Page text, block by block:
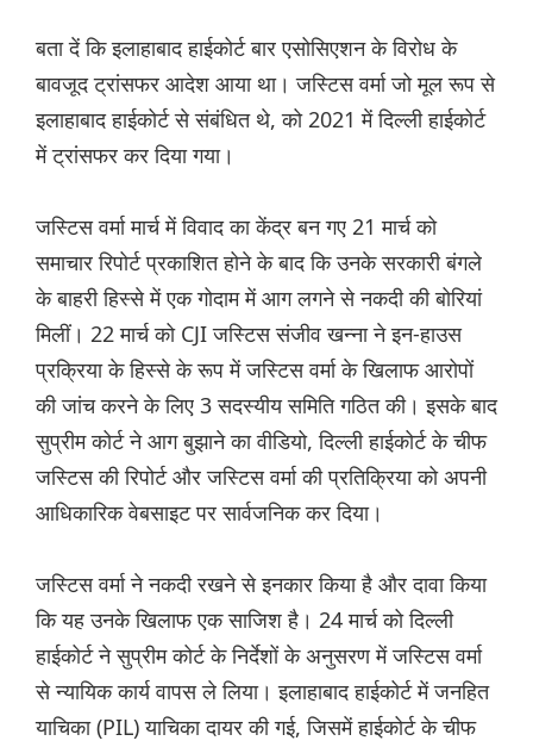
बता दें कि इलाहाबाद हाईकोर्ट बार एसोसिएशन के विरोध के
बावजूद ट्रांसफर आदेश आया था। जस्टिस वर्मा जो मूल रूप से
इलाहाबाद हाईकोर्ट से संबंधित थे, को 2021 में दिल्ली हाईकोर्ट
में ट्रांसफर कर दिया गया।
जस्टिस वर्मा मार्च में विवाद का केंद्र बन गए 21 मार्च को
समाचार रिपोर्ट प्रकाशित होने के बाद कि उनके सरकारी बंगले
के बाहरी हिस्से में एक गोदाम में आग लगने से नकदी की बोरियां
मिलीं। 22 मार्च को CJI जस्टिस संजीव खन्ना ने इन-हाउस
प्रक्रिया के हिस्से के रूप में जस्टिस वर्मा के खिलाफ आरोपों
की जांच करने के लिए 3 सदस्यीय समिति गठित की। इसके बाद
सुप्रीम कोर्ट ने आग बुझाने का वीडियो, दिल्ली हाईकोर्ट के चीफ
जस्टिस की रिपोर्ट और जस्टिस वर्मा की प्रतिक्रिया को अपनी
आधिकारिक वेबसाइट पर सार्वजनिक कर दिया।
जस्टिस वर्मा ने नकदी रखने से इनकार किया है और दावा किया
कि यह उनके खिलाफ एक साजिश है। 24 मार्च को दिल्ली
हाईकोर्ट ने सुप्रीम कोर्ट के निर्देशों के अनुसरण में जस्टिस वर्मा
से न्यायिक कार्य वापस ले लिया। इलाहाबाद हाईकोर्ट में जनहित
याचिका (PIL) याचिका दायर की गई, जिसमें हाईकोर्ट के चीफ